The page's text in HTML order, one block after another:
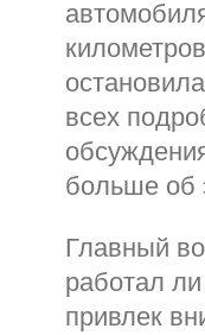
всех
больше об
Главный
работал
привлек